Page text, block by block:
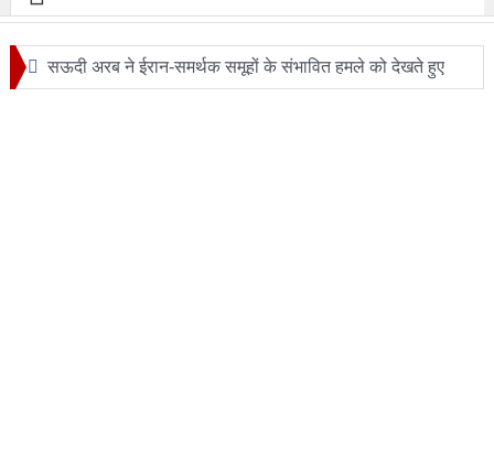
सऊदी अरब ने ईरान-समर्थक समूहों के संभावित हमले को देखते हुए